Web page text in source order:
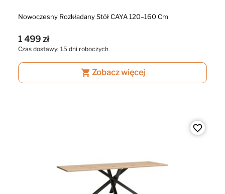
Nowoczesny Rozkładany Stół CAYA 120–160 Cm
1 499 zł
Czas dostawy: 15 dni roboczych
shopping_cart Zobacz więcej
favorite_border